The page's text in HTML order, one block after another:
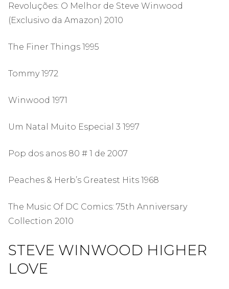
Revoluções: O Melhor de Steve Winwood
(Exclusivo da Amazon) 2010
The Finer Things 1995
Tommy 1972
Winwood 1971
Um Natal Muito Especial 3 1997
Pop dos anos 80 # 1 de 2007
Peaches & Herb’s Greatest Hits 1968
The Music Of DC Comics: 75th Anniversary
Collection 2010
STEVE WINWOOD HIGHER
LOVE